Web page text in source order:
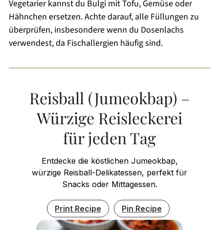
Vegetarier kannst du Bulgi mit Tofu, Gemüse oder
Hähnchen ersetzen. Achte darauf, alle Füllungen zu
überprüfen, insbesondere wenn du Dosenlachs
verwendest, da Fischallergien häufig sind.
Reisball (Jumeokbap) –
Würzige Reisleckerei
für jeden Tag
Entdecke die köstlichen Jumeokbap,
würzige Reisball-Delikatessen, perfekt für
Snacks oder Mittagessen.
Print Recipe Pin Recipe